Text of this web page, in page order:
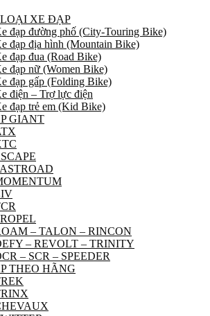
XE ĐẠP
đạp đường phố (City-Touring Bike)
đạp địa hình (Mountain Bike)
đạp đua (Road Bike)
đạp nữ (Women Bike)
đạp gấp (Folding Bike)
điện – Trợ lực điện
đạp trẻ em (Kid Bike)
GIANT
– TALON – RINCON
– REVOLT – TRINITY
– SCR – SPEEDER
THEO HÃNG